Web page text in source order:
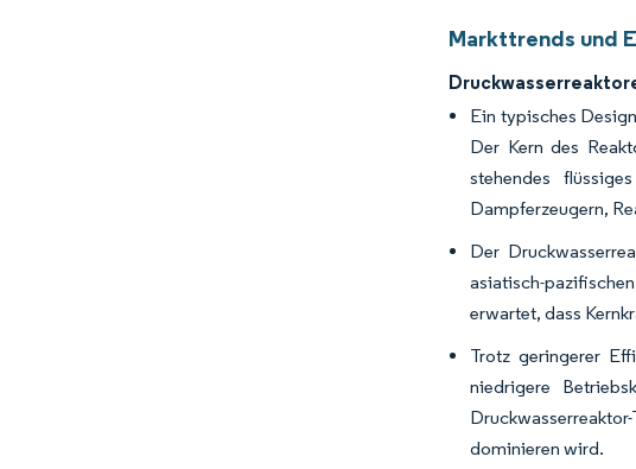
Markttrends und
Ein typisches
Der Kern des
stehendes
Dampferzeugern,
Der
asiatisch-
erwartet, dass
Trotz geringerer
niedrigere
dominieren wird.